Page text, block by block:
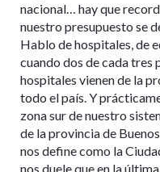
nacional… hay que
nuestro presupuesto se
Hablo de hospitales, de
cuando dos de cada tres
hospitales vienen de la
todo el país. Y
zona sur de nuestro
de la provincia de
nos define como la
nos duele que en la